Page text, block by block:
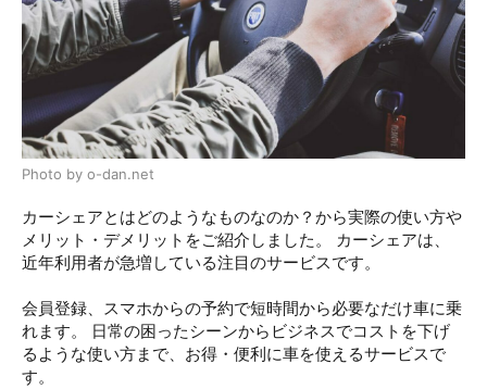
Photo by o-dan.net
カーシェアとはどのようなものなのか？から実際の使い方や
メリット・デメリットをご紹介しました。 カーシェアは、
近年利用者が急増している注目のサービスです。
会員登録、スマホからの予約で短時間から必要なだけ車に乗
れます。 日常の困ったシーンからビジネスでコストを下げ
るような使い方まで、お得・便利に車を使えるサービスで
す。